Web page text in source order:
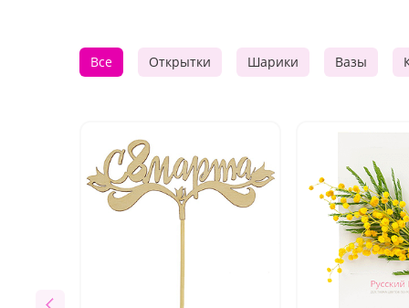
Все Открытки Шарики Вазы